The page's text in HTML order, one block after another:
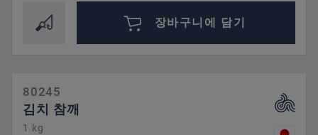
장바구니에 담기
80245
김치 참깨
1 kg